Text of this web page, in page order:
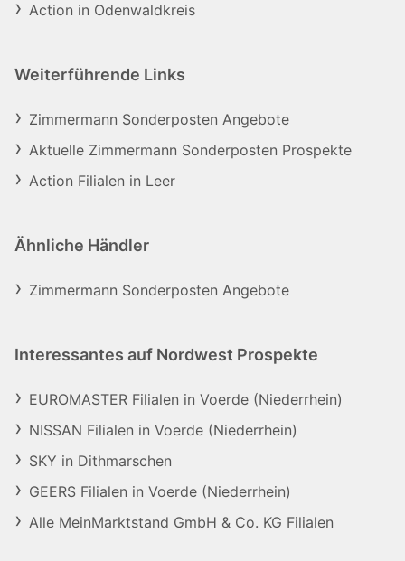
Action in Odenwaldkreis
Weiterführende Links
Zimmermann Sonderposten Angebote
Aktuelle Zimmermann Sonderposten Prospekte
Action Filialen in Leer
Ähnliche Händler
Zimmermann Sonderposten Angebote
Interessantes auf Nordwest Prospekte
EUROMASTER Filialen in Voerde (Niederrhein)
NISSAN Filialen in Voerde (Niederrhein)
SKY in Dithmarschen
GEERS Filialen in Voerde (Niederrhein)
Alle MeinMarktstand GmbH & Co. KG Filialen